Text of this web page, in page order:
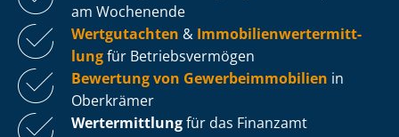
am Wochenende
Wertgutachten & Im­mo­bi­li­en­wert­ermitt­
lungfür Be­triebs­ver­mö­gen
Bewertung von Ge­wer­be­im­mo­bi­li­en in
Oberkrämer
Wertermittlungfür das Finanzamt